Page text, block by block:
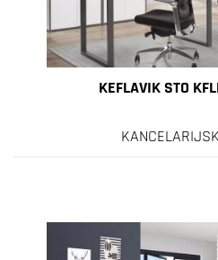
KEFLAVIK STO